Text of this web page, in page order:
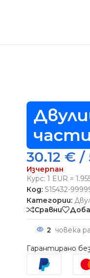
30.12 € /
Изчерпан
Курс: 1 EUR =
Код: S15432-
Категории:
Сравни
2 човека
Гарантирано